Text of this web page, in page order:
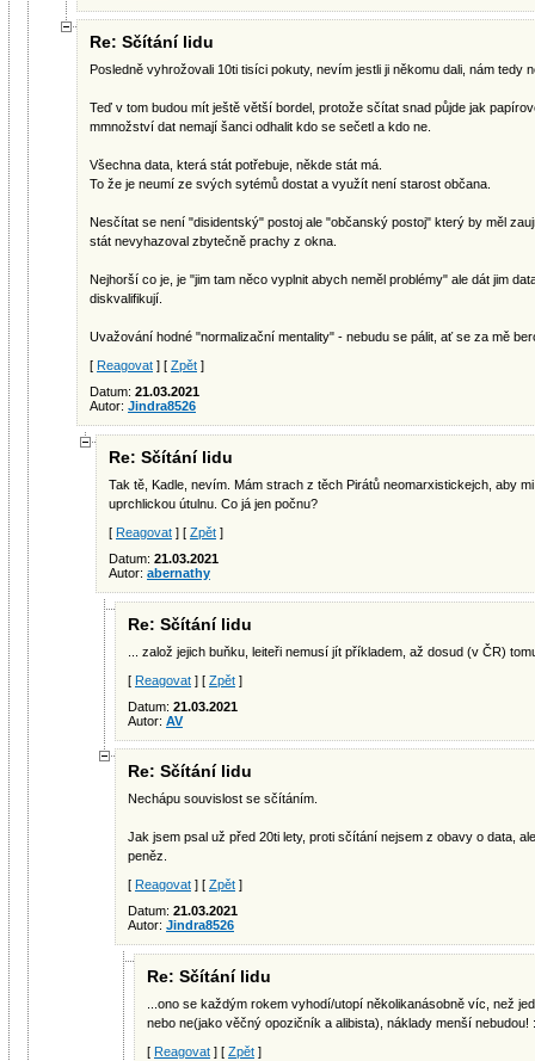
Re: Sčítání lidu
Posledně vyhrožovali 10ti tisíci pokuty, nevím jestli ji někomu dali, nám tedy
Teď v tom budou mít ještě větší bordel, protože sčítat snad půjde jak
mmnožství dat nemají šanci odhalit kdo se sečetl a kdo ne.
Všechna data, která stát potřebuje, někde stát má.
To že je neumí ze svých sytémů dostat a využít není starost občana.
Nesčítat se není "disidentský" postoj ale "občanský postoj" který by měl
stát nevyhazoval zbytečně prachy z okna.
Nejhorší co je, je "jim tam něco vyplnit abych neměl problémy" ale dát jim
diskvalifikují.
Uvažování hodné "normalizační mentality" - nebudu se pálit, ať se za mě
[ Reagovat ] [ Zpět ]
Datum: 21.03.2021
Autor: Jindra8526
Re: Sčítání lidu
Tak tě, Kadle, nevím. Mám strach z těch Pirátů neomarxistickejch, aby
uprchlickou útulnu. Co já jen počnu?
[ Reagovat ] [ Zpět ]
Datum: 21.03.2021
Autor: abernathy
Re: Sčítání lidu
... založ jejich buňku, leiteři nemusí jít příkladem, až dosud (v ČR)
[ Reagovat ] [ Zpět ]
Datum: 21.03.2021
Autor: AV
Re: Sčítání lidu
Nechápu souvislost se sčítáním.
Jak jsem psal už před 20ti lety, proti sčítání nejsem z obavy o data,
peněz.
[ Reagovat ] [ Zpět ]
Datum: 21.03.2021
Autor: Jindra8526
Re: Sčítání lidu
...ono se každým rokem vyhodí/utopí několikanásobně víc, než
nebo ne(jako věčný opozičník a alibista), náklady menší nebudou!
[ Reagovat ] [ Zpět ]